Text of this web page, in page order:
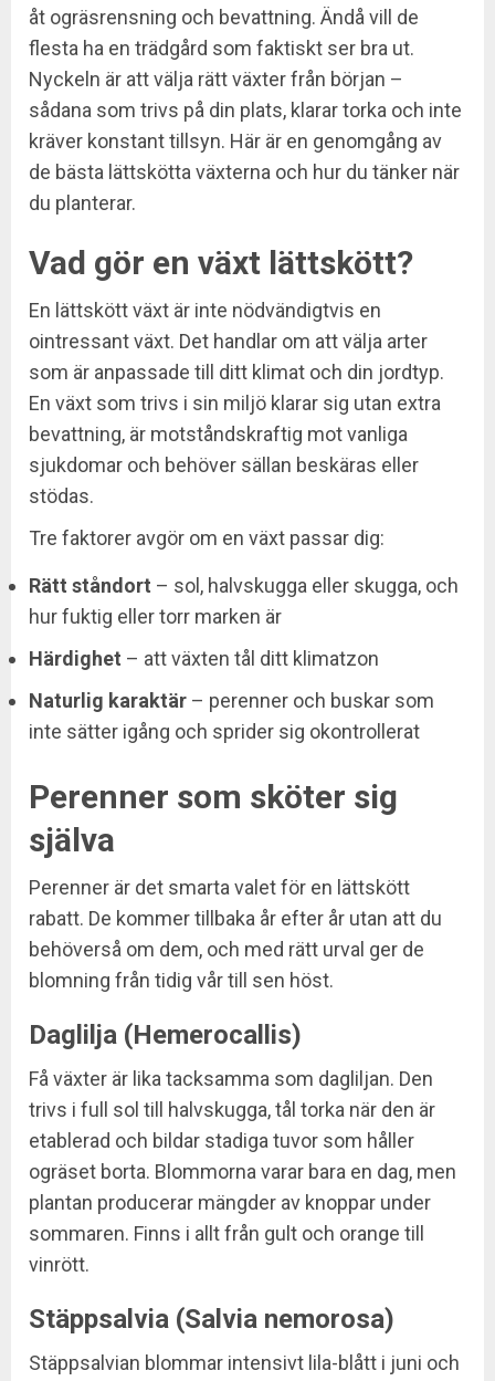
åt ogräsrensning och bevattning. Ändå vill de
flesta ha en trädgård som faktiskt ser bra ut.
Nyckeln är att välja rätt växter från början –
sådana som trivs på din plats, klarar torka och inte
kräver konstant tillsyn. Här är en genomgång av
de bästa lättskötta växterna och hur du tänker när
du planterar.
Vad gör en växt lättskött?
En lättskött växt är inte nödvändigtvis en
ointressant växt. Det handlar om att välja arter
som är anpassade till ditt klimat och din jordtyp.
En växt som trivs i sin miljö klarar sig utan extra
bevattning, är motståndskraftig mot vanliga
sjukdomar och behöver sällan beskäras eller
stödas.
Tre faktorer avgör om en växt passar dig:
Rätt ståndort – sol, halvskugga eller skugga, och
hur fuktig eller torr marken är
Härdighet – att växten tål ditt klimatzon
Naturlig karaktär – perenner och buskar som
inte sätter igång och sprider sig okontrollerat
Perenner som sköter sig
själva
Perenner är det smarta valet för en lättskött
rabatt. De kommer tillbaka år efter år utan att du
behöverså om dem, och med rätt urval ger de
blomning från tidig vår till sen höst.
Daglilja (Hemerocallis)
Få växter är lika tacksamma som dagliljan. Den
trivs i full sol till halvskugga, tål torka när den är
etablerad och bildar stadiga tuvor som håller
ogräset borta. Blommorna varar bara en dag, men
plantan producerar mängder av knoppar under
sommaren. Finns i allt från gult och orange till
vinrött.
Stäppsalvia (Salvia nemorosa)
Stäppsalvian blommar intensivt lila-blått i juni och